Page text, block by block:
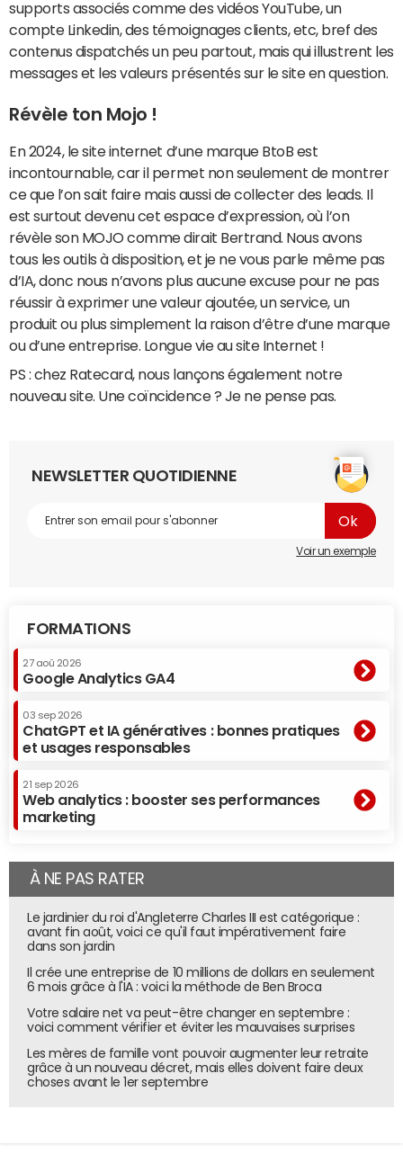
supports associés comme des vidéos YouTube, un
compte Linkedin, des témoignages clients, etc, bref des
contenus dispatchés un peu partout, mais qui illustrent les
messages et les valeurs présentés sur le site en question.
Révèle ton Mojo !
En 2024, le site internet d’une marque BtoB est
incontournable, car il permet non seulement de montrer
ce que l’on sait faire mais aussi de collecter des leads. Il
est surtout devenu cet espace d’expression, où l’on
révèle son MOJO comme dirait Bertrand. Nous avons
tous les outils à disposition, et je ne vous parle même pas
d’IA, donc nous n’avons plus aucune excuse pour ne pas
réussir à exprimer une valeur ajoutée, un service, un
produit ou plus simplement la raison d’être d’une marque
ou d’une entreprise. Longue vie au site Internet !
PS : chez Ratecard, nous lançons également notre
nouveau site. Une coïncidence ? Je ne pense pas.
NEWSLETTER QUOTIDIENNE
Voir un exemple
FORMATIONS
27 aoû 2026
Google Analytics GA4
03 sep 2026
ChatGPT et IA génératives : bonnes pratiques
et usages responsables
21 sep 2026
Web analytics : booster ses performances
marketing
À NE PAS RATER
Le jardinier du roi d'Angleterre Charles III est catégorique :
avant fin août, voici ce qu'il faut impérativement faire
dans son jardin
Il crée une entreprise de 10 millions de dollars en seulement
6 mois grâce à l'IA : voici la méthode de Ben Broca
Votre salaire net va peut-être changer en septembre :
voici comment vérifier et éviter les mauvaises surprises
Les mères de famille vont pouvoir augmenter leur retraite
grâce à un nouveau décret, mais elles doivent faire deux
choses avant le 1er septembre